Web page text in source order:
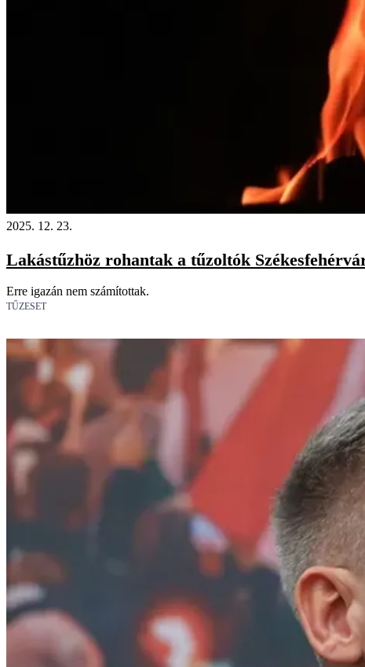
2025. 12. 23.
Lakástűzhöz rohantak a tűzoltók
Erre igazán nem számítottak.
TŰZESET